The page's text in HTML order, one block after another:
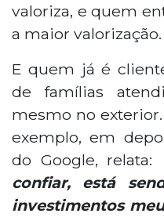
valoriza, e quem
a maior valorização.
E quem já é
de famílias
mesmo no exterior.
exemplo, em
do Google, relata:
confiar, está
investimentos